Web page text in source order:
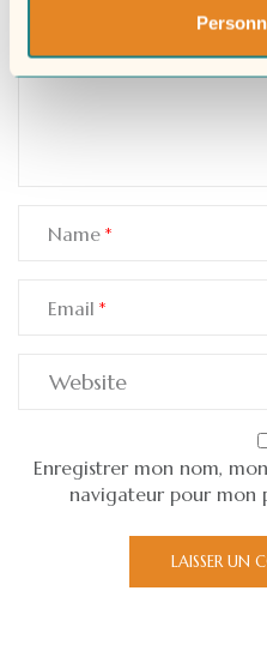
Name
Email
Enregistrer mon nom,
navigateur pour mon